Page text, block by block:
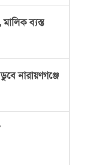
ব্যস্ত
নারায়ণগঞ্জে